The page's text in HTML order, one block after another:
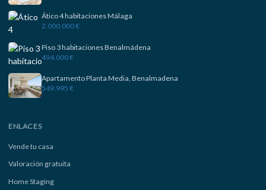
Ático 4 habitaciones Málaga
2.000.000 €
Piso 3 habitaciones Benalmádena
494.000 €
Apartamento Planta Media, Benalmadena
549.995 €
ENLACES
Vende tu casa
Valoración gratuita
Home Staging